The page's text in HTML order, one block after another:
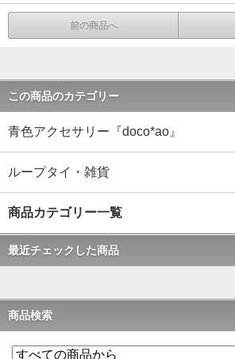
前の商品へ
この商品のカテゴリー
青色アクセサリー『doco*ao』
ループタイ・雑貨
商品カテゴリー一覧
最近チェックした商品
商品検索